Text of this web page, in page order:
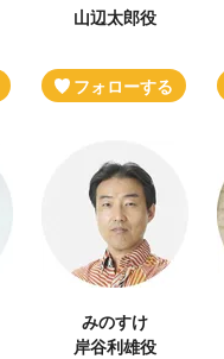
山辺太郎役
みのすけ
岸谷利雄役